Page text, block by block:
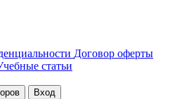
Договор оферты
статьи
Вход